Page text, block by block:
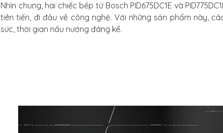
Nhìn chung, hai chiếc bếp từ Bosch PID675DC1E và
tiên tiến, đi đầu về công nghệ. Với những sản phẩm này,
sức, thời gian nấu nướng đáng kể.